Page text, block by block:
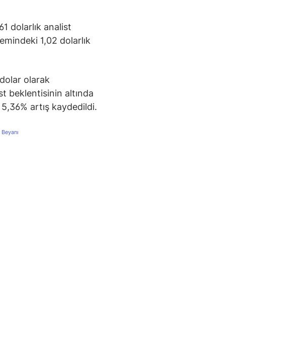
dolarlık analist
1,02 dolarlık
olarak
beklentisinin altında
artış kaydedildi.